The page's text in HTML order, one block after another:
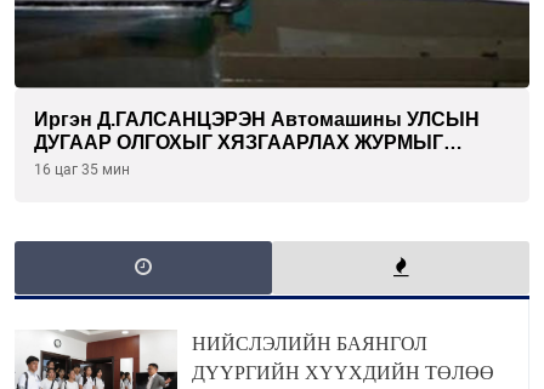
Иргэн Д.ГАЛСАНЦЭРЭН Автомашины УЛСЫН
ДУГААР ОЛГОХЫГ ХЯЗГААРЛАХ ЖУРМЫГ
ЦУЦЛУУЛАХ санал гаргажээ
16 цаг 35 мин
НИЙСЛЭЛИЙН БАЯНГОЛ
ДҮҮРГИЙН ХҮҮХДИЙН ТӨЛӨӨ